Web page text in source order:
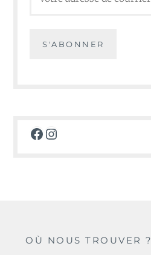
Facebook
Instagram
OÙ NOUS TROUVER ?